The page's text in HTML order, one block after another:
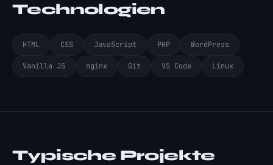
Technologien
HTML CSS JavaScript PHP WordPress
Vanilla JS nginx Git VS Code Linux
Typische Projekte